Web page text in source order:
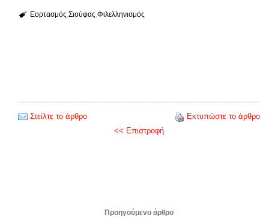
Εορτασμός Σιούφας Φιλελληνισμός
Στείλτε το άρθρο
Εκτυπώστε το άρθρο
<< Επιστροφή
Προηγούμενο άρθρο